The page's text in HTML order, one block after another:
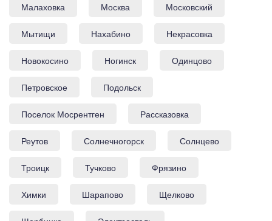
Малаховка Москва Московский
Мытищи Нахабино Некрасовка
Новокосино Ногинск Одинцово
Петровское Подольск
Поселок Мосрентген Рассказовка
Реутов Солнечногорск Солнцево
Троицк Тучково Фрязино
Химки Шарапово Щелково